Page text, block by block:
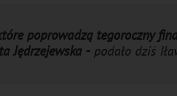
poprowadzą tegoroczny
Jędrzejewska - podało dziś